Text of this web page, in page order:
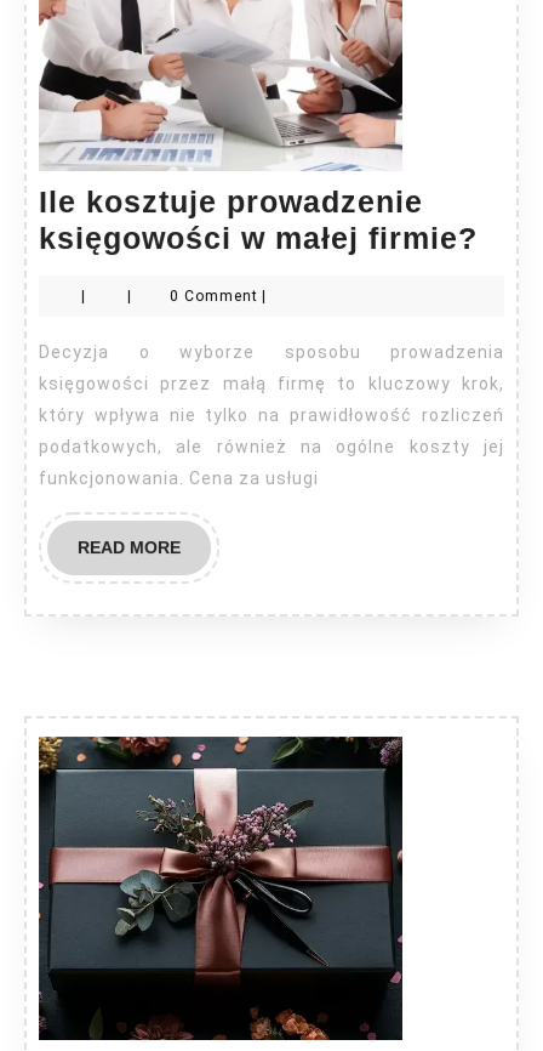
Ile kosztuje prowadzenie
księgowości w małej firmie?
w
0 Comment
Decyzja o wyborze sposobu prowadzenia
księgowości przez małą firmę to kluczowy krok,
który wpływa nie tylko na prawidłowość rozliczeń
podatkowych, ale również na ogólne koszty jej
funkcjonowania. Cena za usługi
READ MOREREAD
MORE